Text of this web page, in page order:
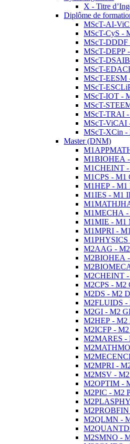
X - Titre
Diplôme de
MScT-AI-ViC
MScT-CyS -
MScT-DDDF
MScT-DEPP
MScT-DSAIB
MScT-
MScT-EESM
MScT-
MScT-IOT -
MScT-
MScT-TRAI -
MScT-ViCAI
MScT-XCin -
Master (DNM)
M1BIOHEA -
M1CHEINT -
M1CPS - M1
M1HEP - M1
M1IES - M1
M1MECHA -
M1MIE - M1
M1MPRI -
M1PHYSICS
M2AAG - M2
M2BIOHEA -
M2CHEINT -
M2CPS - M2
M2DS - M2
M2FLUIDS -
M2GI - M2
M2HEP - M2
M2ICFP - M2
M2MARES -
M2MPRI -
M2MSV - M2
M2OPTIM -
M2PIC - M2
M2PROBFIN
M2QLMN -
M2SMNO -